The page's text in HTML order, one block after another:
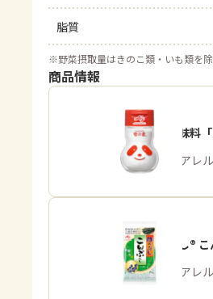
脂質
※野菜摂取量はきのこ類・いも類を除
商品情報
うま味調味料「
商品・アレ
「ほんだし® こ
商品・アレ